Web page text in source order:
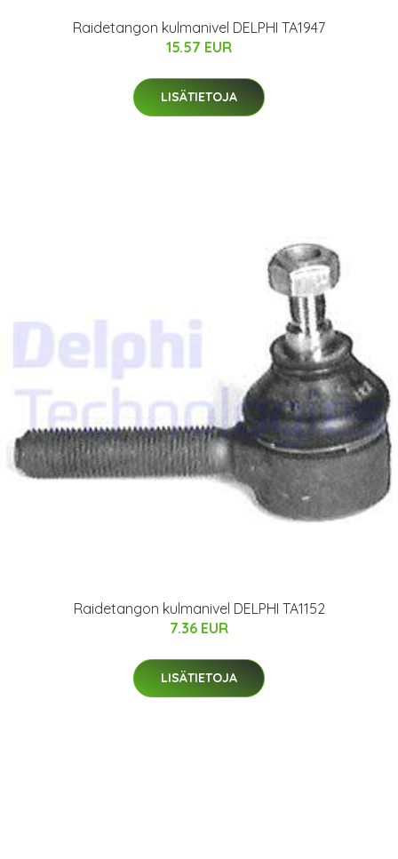
Raidetangon kulmanivel DELPHI TA1947
15.57 EUR
LISÄTIETOJA
Raidetangon kulmanivel DELPHI TA1152
7.36 EUR
LISÄTIETOJA